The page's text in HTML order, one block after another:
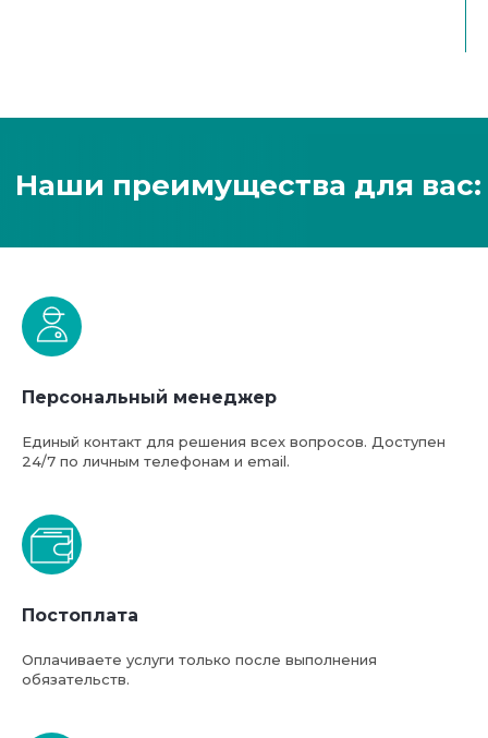
Персональный менеджер
Единый контакт для решения всех вопросов. Доступен
24/7 по личным телефонам и email.
Постоплата
Оплачиваете услуги только после выполнения
обязательств.
Базовая стоимость услуг